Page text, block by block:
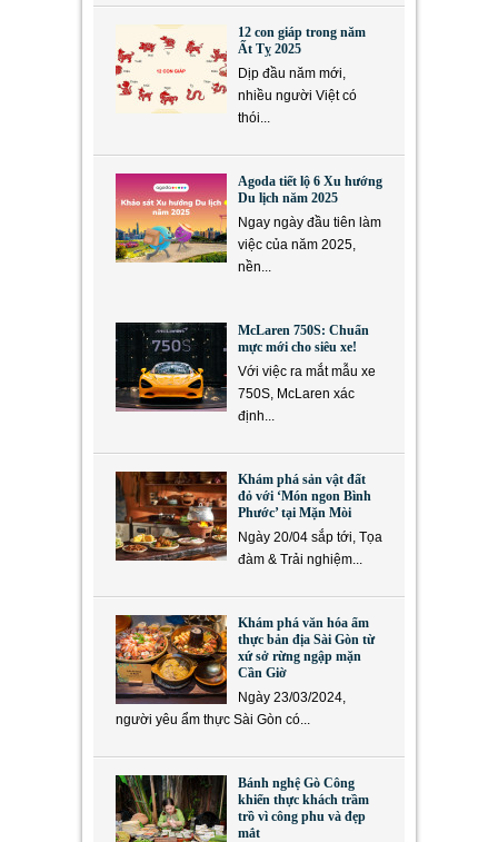
12 con giáp trong năm
Ất Tỵ 2025
Dịp đầu năm mới,
nhiều người Việt có
thói...
Agoda tiết lộ 6 Xu hướng
Du lịch năm 2025
Ngay ngày đầu tiên làm
việc của năm 2025,
nền...
McLaren 750S: Chuẩn
mực mới cho siêu xe!
Với việc ra mắt mẫu xe
750S, McLaren xác
định...
Khám phá sản vật đất
đỏ với ‘Món ngon Bình
Phước’ tại Mặn Mòi
Ngày 20/04 sắp tới, Tọa
đàm & Trải nghiệm...
Khám phá văn hóa ẩm
thực bản địa Sài Gòn từ
xứ sở rừng ngập mặn
Cần Giờ
Ngày 23/03/2024,
người yêu ẩm thực Sài Gòn có...
Bánh nghệ Gò Công
khiến thực khách trầm
trồ vì công phu và đẹp
mắt